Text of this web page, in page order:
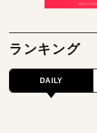
ランキング
DAILY